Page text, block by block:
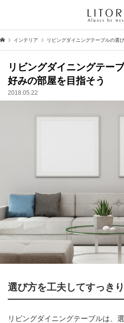
インテリア リビングダイニングテーブルの選
リビングダイニングテー
好みの部屋を目指そう
2018.05.22
選び方を工夫してすっき
リビングダイニングテーブルは、